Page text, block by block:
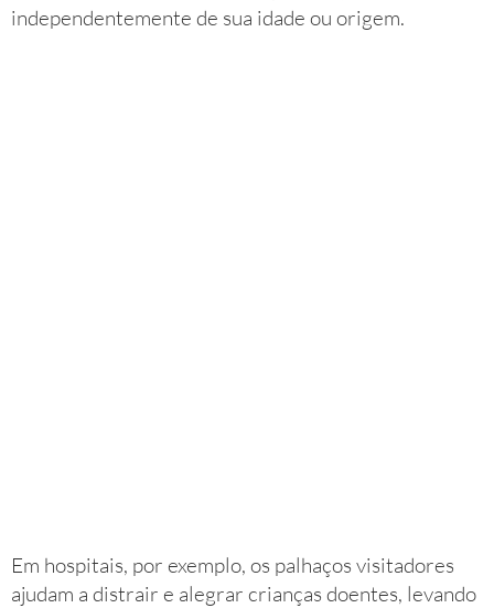
independentemente de sua idade ou origem.
Em hospitais, por exemplo, os palhaços visitadores
ajudam a distrair e alegrar crianças doentes, levando